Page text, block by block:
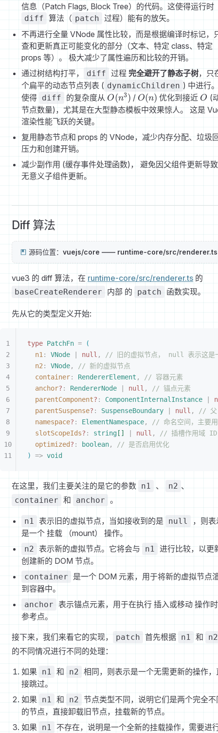
信息（Patch Flags, Block Tree）的代码。这使得运行时
diff 算法（ patch 过程）能有的放矢。
不再进行全量 VNode 属性比较，而是根据编译时标记，
查和更新真正可能变化的部分（文本、特定 class、特定
props 等）。 极大减少了属性遍历和比较的开销。
通过树结构打平，
diff 过程 完全避开了静态子树，只
个扁平的动态节点列表 ( dynamicChildren ) 中进行
使得 diff 的复杂度从 O(n^3)
O(n3) / O(n)
O(n) 优化到接近 O
O (
节点数量)，尤其是在大型静态模板中效果惊人。 这是
渲染性能飞跃的关键。
复用静态节点和 props 的 VNode，减少内存分配、垃圾
压力和创建开销。
减少副作用 (缓存事件处理函数)， 避免因父组件更新导
无意义子组件更新。
Diff 算法
源码位置： vuejs/core —— runtime-core/src/renderer.ts
vue3 的 diff 算法，在 runtime-core/src/renderer.ts 的
baseCreateRenderer 内部 的 patch 函数实现。
先从它的类型定义开始:
type PatchFn =
(
n1 : VNode null ,
// 旧的虚拟节点， null 表示这是
n2 : VNode,
// 新的虚拟节点
container: RendererElement ,
// 容器元素
anchor? : RendererNode null ,
// 锚点元素
parentComponent? : ComponentInternalInstance
parentSuspense? : SuspenseBoundary null ,
// 父
namespace? : ElementNamespace,
// 命名空间，主要
slotScopeIds? : string [ ] null ,
// 插槽作用域 ID
optimized? : boolean,
// 是否启用优化
)
=> void
在这里，我们主要关注的是它的参数 n1 、 n2 、
container 和 anchor 。
n1 表示旧的虚拟节点，当如接收到的是 null
，则表
是一个 挂载 （mount） 操作。
n2 表示新的虚拟节点。它将会与 n1 进行比较，以更
创建新的 DOM 节点。
container
是一个 DOM 元素，用于将新的虚拟节点
到容器中。
anchor 表示锚点元素，用于在执行 插入或移动 操作
参考点。
接下来，我们来看它的实现， patch 首先根据 n1 和 n2
的不同情况进行不同的处理：
如果 n1 和 n2 相同，则表示是一个无需更新的操作，
接跳过。
如果
n1 和 n2 节点类型不同，说明它们是两个完全不
的节点，直接卸载旧节点，挂载新的节点。
如果
n1
不存在，说明是一个全新的挂载操作，需要进